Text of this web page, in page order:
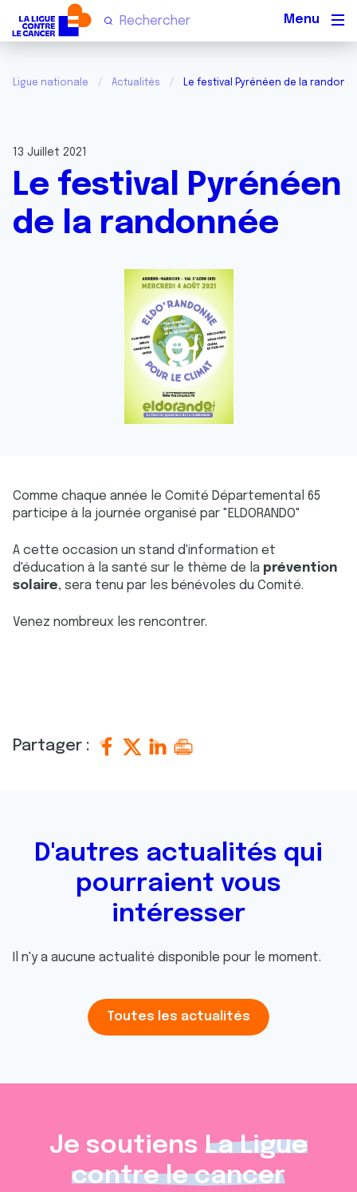
Ligue nationale Actualités Le festival Pyrénéen de la
13 Juillet 2021
Le festival Pyrénéen
de la randonnée
Comme chaque année le Comité Départemental 65
participe à la journée organisé par "ELDORANDO"
A cette occasion un stand d'information et
d'éducation à la santé sur le thème de la prévention
solaire, sera tenu par les bénévoles du Comité.
Venez nombreux les rencontrer.
Partager :
D'autres actualités qui
pourraient vous
intéresser
Il n'y a aucune actualité disponible pour le moment.
Toutes les actualités
Je soutiens La Ligue
contre le cancer